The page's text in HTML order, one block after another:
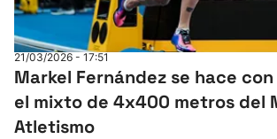
21/03/2026 - 17:51
Markel Fernández se hace
el mixto de 4x400 metros del
Atletismo